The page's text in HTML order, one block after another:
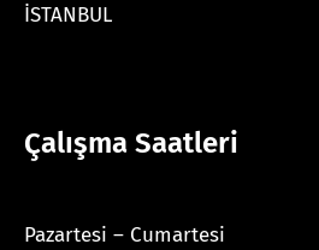
İSTANBUL
Çalışma Saatleri
Pazartesi – Cumartesi